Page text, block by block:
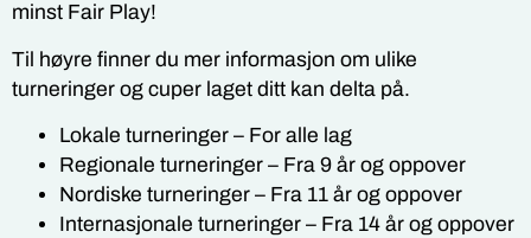
minst Fair Play!
Til høyre finner du mer informasjon om ulike
turneringer og cuper laget ditt kan delta på.
Lokale turneringer – For alle lag
Regionale turneringer – Fra 9 år og oppover
Nordiske turneringer – Fra 11 år og oppover
Internasjonale turneringer – Fra 14 år og oppover